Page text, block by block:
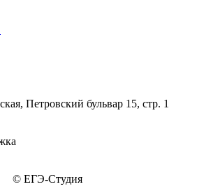
Петровский бульвар 15, стр. 1
© ЕГЭ-Студия